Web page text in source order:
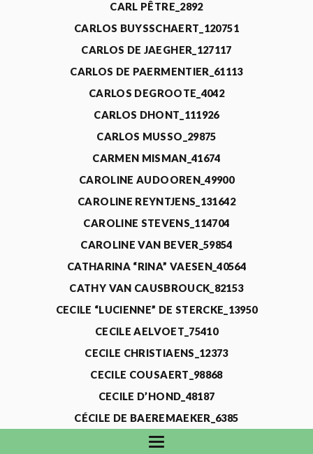
CARL PÊTRE_2892
CARLOS BUYSSCHAERT_120751
CARLOS DE JAEGHER_127117
CARLOS DE PAERMENTIER_61113
CARLOS DEGROOTE_4042
CARLOS DHONT_111926
CARLOS MUSSO_29875
CARMEN MISMAN_41674
CAROLINE AUDOOREN_49900
CAROLINE REYNTJENS_131642
CAROLINE STEVENS_114704
CAROLINE VAN BEVER_59854
CATHARINA “RINA” VAESEN_40564
CATHY VAN CAUSBROUCK_82153
CECILE “LUCIENNE” DE STERCKE_13950
CECILE AELVOET_75410
CECILE CHRISTIAENS_12373
CECILE COUSAERT_98868
CECILE D’HOND_48187
CÉCILE DE BAEREMAEKER_6385
CECILE DE WAELE_4731